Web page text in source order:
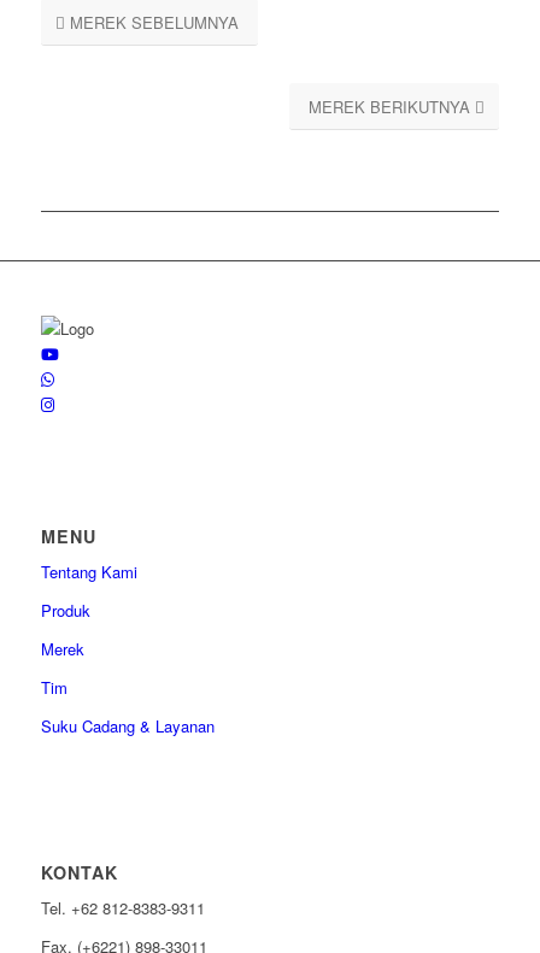
MEREK SEBELUMNYA
MEREK BERIKUTNYA
MENU
Tentang Kami
Produk
Merek
Tim
Suku Cadang & Layanan
KONTAK
Tel. +62 812-8383-9311
Fax. (+6221) 898-33011